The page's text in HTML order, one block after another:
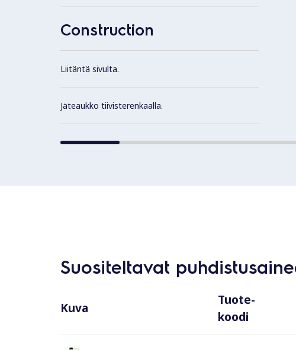
Construction
Liitäntä sivulta.
Jäteaukko tiivisterenkaalla.
Suositeltavat
Kuva
Tuote-
koodi